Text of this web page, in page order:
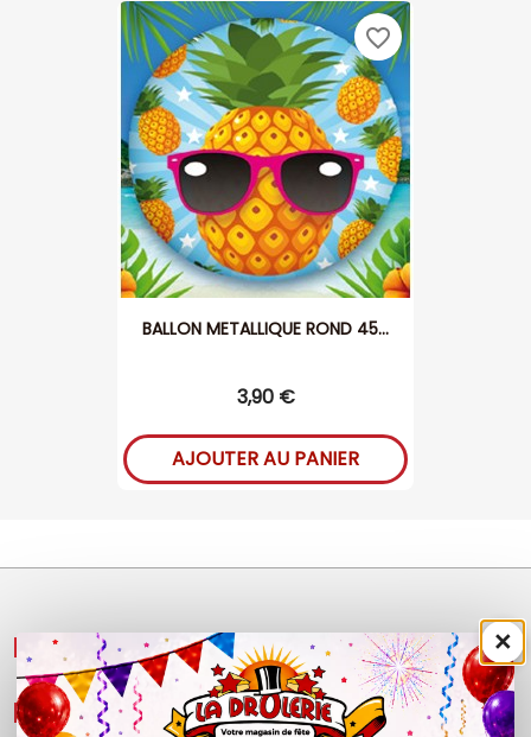
BALLON METALLIQUE ROND 45...
3,90 €
AJOUTER AU PANIER
favorite_border
NOS PRODUITS 
LÉGAL 
×